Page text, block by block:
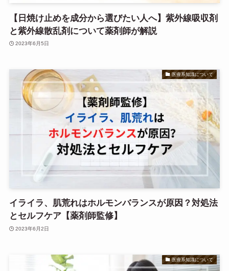
【日焼け止めを成分から選びたい人へ】紫外線吸収剤
と紫外線散乱剤について薬剤師が解説
2023年6月5日
医療系知識について
イライラ、肌荒れはホルモンバランスが原因？対処法
とセルフケア【薬剤師監修】
2023年6月2日
医療系知識について